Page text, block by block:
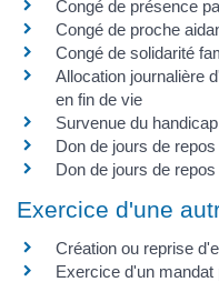
Congé de présence
Congé de proche
Congé de solidarité
Allocation journalière
en fin de vie
Survenue du
Don de jours de
Don de jours de
Exercice d'une
Création ou reprise
Exercice d'un mandat